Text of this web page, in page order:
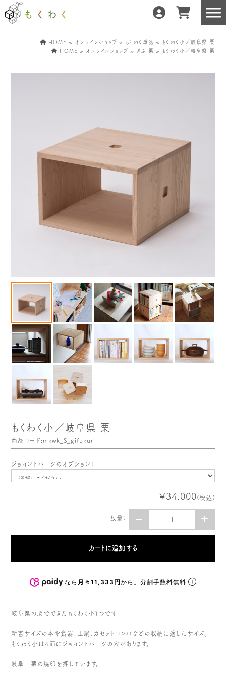
もくわくだけの特徴 地域の職人の手仕事で
産地・製造所紹介
お知らせ もくわくの使い方&選び方
木や森のこと もくわく的 わくわく暮らし
もくわく産地だより
全て見る
HOME » オンラインショップ » もくわく単品 » もくわく小／岐阜県 栗
HOME » オンラインショップ » ぎふ 栗 » もくわく小／岐阜県 栗
もくわく小／岐阜県 栗
商品コード:mkwk_S_gifukuri
ジョイントパーツのオプション１
¥34,000(税込)
数量：
なら 月々11,333円から。分割手数料無料
岐阜県の栗でできたもくわく小１つです
新書サイズの本や食器、土鍋、カセットコンロなどの収納に適したサイズ。
もくわく小は４面にジョイントパーツの穴があります。
岐阜 栗の焼印を押しています。